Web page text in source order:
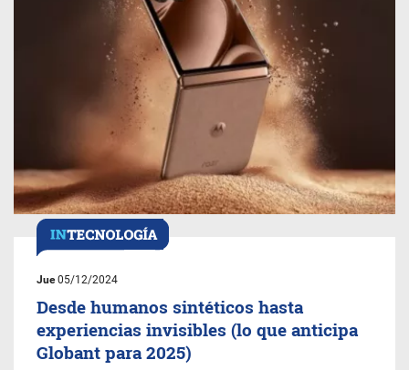
Jue05/12/2024
Desde humanos sintéticos hasta
experiencias invisibles (lo que anticipa
Globant para 2025)